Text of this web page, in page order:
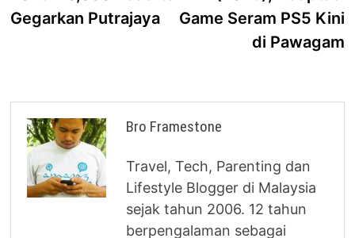
Gegarkan Putrajaya
Game Seram PS5 Kini
di Pawagam
Bro Framestone
Travel, Tech, Parenting dan
Lifestyle Blogger di Malaysia
sejak tahun 2006. 12 tahun
berpengalaman sebagai